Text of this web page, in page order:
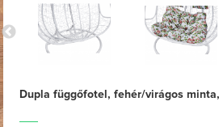
Dupla függőfotel, fehér/virágos